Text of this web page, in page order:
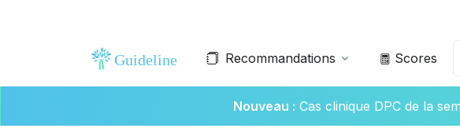
Recommandations Scores
Nouveau : Cas clinique DPC de la